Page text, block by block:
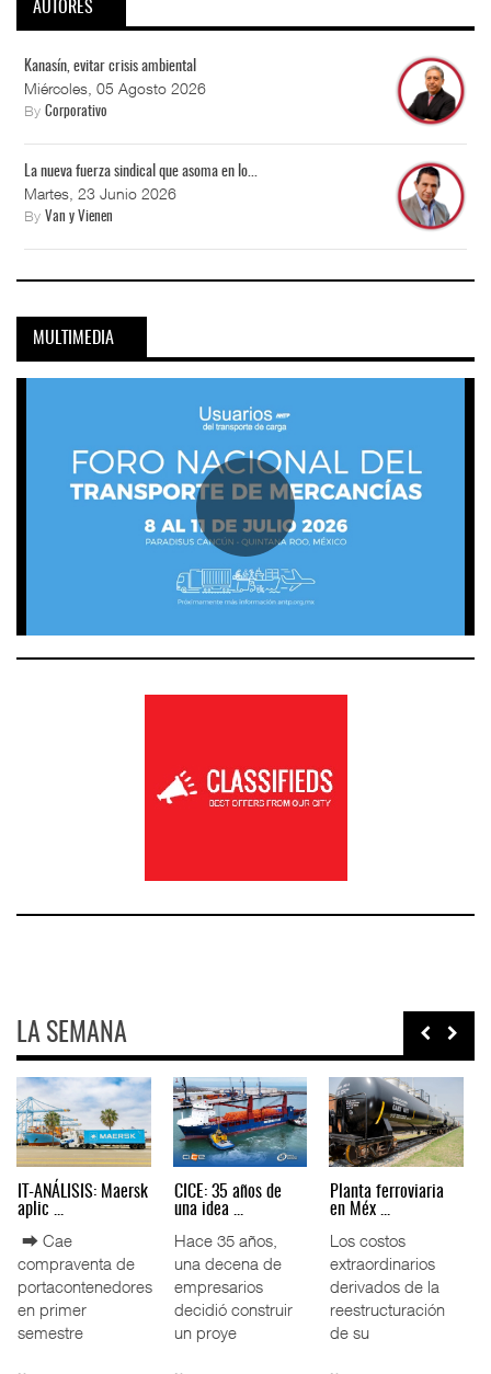
AUTORES
Kanasín, evitar crisis ambiental
Miércoles, 05 Agosto 2026
By Corporativo
La nueva fuerza sindical que asoma en lo...
Martes, 23 Junio 2026
By Van y Vienen
MULTIMEDIA
LA SEMANA
AMANAC, treinta y
nueve a ...
La transformación
del comercio
marítimo mundial
también ha
redefin
TMAZ eleva 77%
movimiento ...
La Terminal
Marítima de
Mazatlán (TMAZ),
subsidiaria
portuaria de
EE.UU. plantea
nuevas res ...
La Administración
Federal de
Ferrocarriles de
los Estados
Unidos (